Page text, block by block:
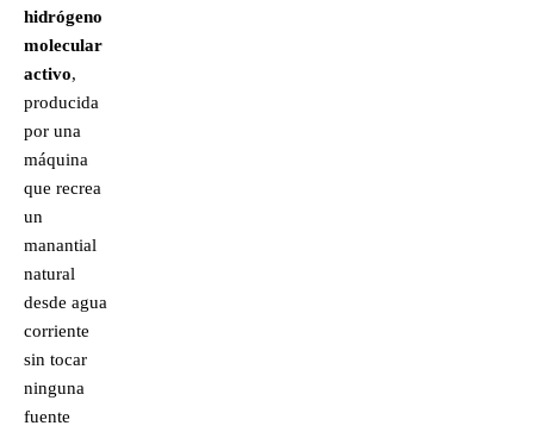
hidrógeno
molecular
activo,
producida
por una
máquina
que recrea
un
manantial
natural
desde agua
corriente
sin tocar
ninguna
fuente